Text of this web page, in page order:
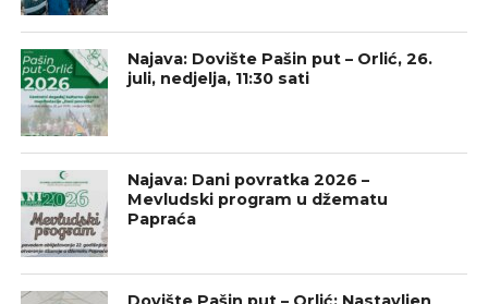
Najava: Dovište Pašin put – Orlić, 26.
juli, nedjelja, 11:30 sati
Najava: Dani povratka 2026 –
Mevludski program u džematu
Papraća